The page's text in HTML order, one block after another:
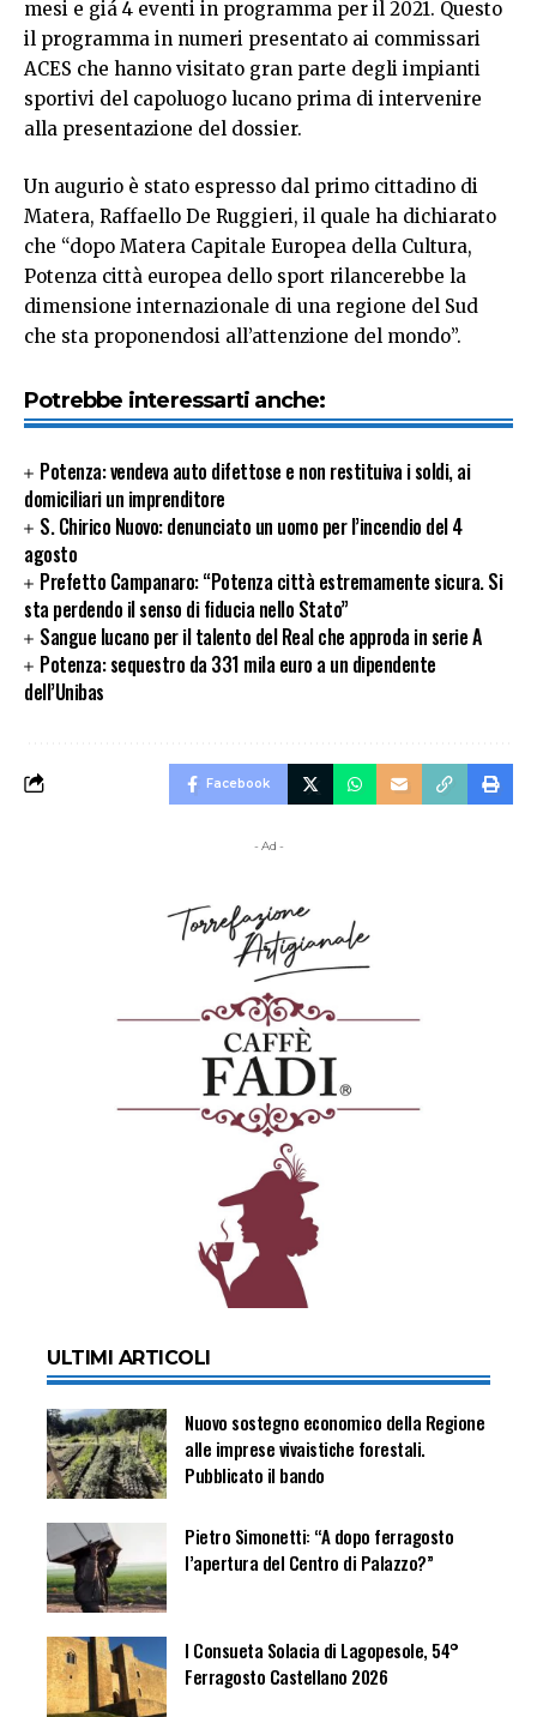
mesi e giá 4 eventi in programma per il 2021. Questo
il programma in numeri presentato ai commissari
ACES che hanno visitato gran parte degli impianti
sportivi del capoluogo lucano prima di intervenire
alla presentazione del dossier.
Un augurio è stato espresso dal primo cittadino di
Matera, Raffaello De Ruggieri, il quale ha dichiarato
che “dopo Matera Capitale Europea della Cultura,
Potenza città europea dello sport rilancerebbe la
dimensione internazionale di una regione del Sud
che sta proponendosi all’attenzione del mondo”.
Potrebbe interessarti anche:
Potenza: vendeva auto difettose e non restituiva i soldi, ai
domiciliari un imprenditore
S. Chirico Nuovo: denunciato un uomo per l’incendio del 4
agosto
Prefetto Campanaro: “Potenza città estremamente sicura. Si
sta perdendo il senso di fiducia nello Stato”
Sangue lucano per il talento del Real che approda in serie A
Potenza: sequestro da 331 mila euro a un dipendente
dell’Unibas
Facebook
- Ad -
ULTIMI ARTICOLI
Nuovo sostegno economico della Regione
alle imprese vivaistiche forestali.
Pubblicato il bando
Pietro Simonetti: “A dopo ferragosto
l’apertura del Centro di Palazzo?”
I Consueta Solacia di Lagopesole, 54°
Ferragosto Castellano 2026